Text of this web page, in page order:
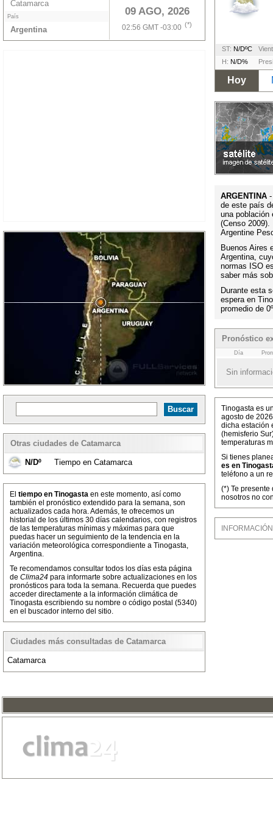
09 AGO, 2026
02:56 GMT -03:00 (*)
Catamarca
País
Argentina
Otras ciudades de Catamarca
N/Dº Tiempo en Catamarca
El tiempo en Tinogasta en este momento, así como
también el pronóstico extendido para la semana, son
actualizados cada hora. Además, te ofrecemos un
historial de los últimos 30 días calendarios, con registros
de las temperaturas mínimas y máximas para que
puedas hacer un seguimiento de la tendencia en la
variación meteorológica correspondiente a Tinogasta,
Argentina.
Te recomendamos consultar todos los días esta página
de Clima24 para informarte sobre actualizaciones en los
pronósticos para toda la semana. Recuerda que puedes
acceder directamente a la información climática de
Tinogasta escribiendo su nombre o código postal (5340)
en el buscador interno del sitio.
Ciudades más consultadas de Catamarca
Catamarca
ST: N/DºC
H: N/D%
Hoy
ARGENTINA
de este país
una población
(Censo
Argentine
Buenos Aires
Argentina,
normas ISO
saber más
Durante esta
espera en
promedio de
Pronóstico
Día
Sin
Tinogasta es
agosto de
dicha estación
(hemisferio
temperaturas
Si tienes
es en
teléfono a un
(*) Te
nosotros no